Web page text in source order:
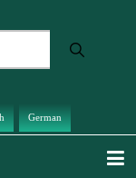
German